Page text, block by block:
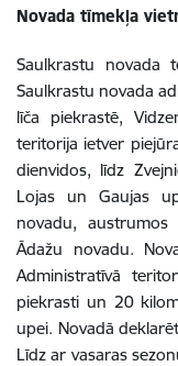
Novada tīmekļa
Saulkrastu novada
Saulkrastu novada
līča piekrastē,
teritorija ietver
dienvidos, līdz
Lojas un Gaujas
novadu,
Ādažu novadu.
Administratīvā
piekrasti un 20
upei. Novadā
Līdz ar vasaras